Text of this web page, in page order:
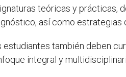
teóricas y prácticas,
así como estrategias
también deben
integral y